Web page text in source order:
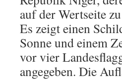
auf der Wertseite
Es zeigt einen
Sonne und einem
vor vier
angegeben. Die